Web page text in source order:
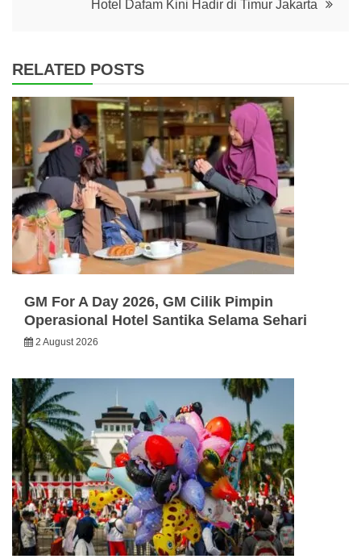
Hotel Dafam Kini Hadir di Timur Jakarta
RELATED POSTS
GM For A Day 2026, GM Cilik Pimpin
Operasional Hotel Santika Selama Sehari
2 August 2026